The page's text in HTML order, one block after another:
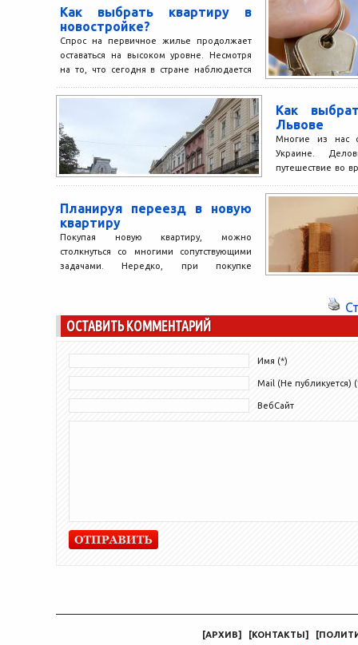
Как выбрать квартиру в
новостройке?
Спрос на первичное жилье продолжает
оставаться на высоком уровне. Несмотря
на то, что сегодня в стране наблюдается
Как
Львове
Многие из нас
Украине.
путешествие во
Планируя переезд в новую
квартиру
Покупая новую квартиру, можно
столкнуться со многими сопутствующими
задачами. Нередко, при покупке
ОСТАВИТЬ КОММЕНТАРИЙ
Имя (*)
Mail (Не публикуется)
ВебСайт
[АРХИВ] [КОНТАКТЫ] [